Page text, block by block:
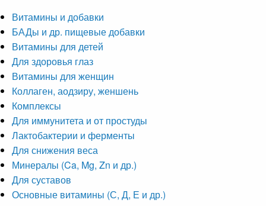
Витамины и добавки
БАДы и др. пищевые добавки
Витамины для детей
Для здоровья глаз
Витамины для женщин
Коллаген, аодзиру, женшень
Комплексы
Для иммунитета и от простуды
Лактобактерии и ферменты
Для снижения веса
Минералы (Ca, Mg, Zn и др.)
Для суставов
Основные витамины (С, Д, Е и др.)